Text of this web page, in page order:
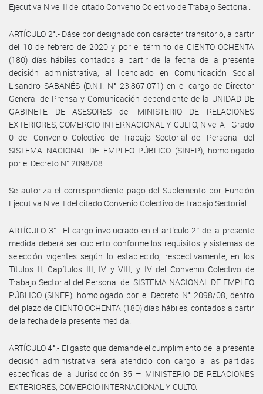
Ejecutiva Nivel II del citado Convenio Colectivo de Trabajo Sectorial.
ARTÍCULO 2°.- Dáse por designado con carácter transitorio, a partir
del 10 de febrero de 2020 y por el término de CIENTO OCHENTA
(180) días hábiles contados a partir de la fecha de la presente
decisión administrativa, al licenciado en Comunicación Social
Lisandro SABANÉS (D.N.I. N° 23.867.071) en el cargo de Director
General de Prensa y Comunicación dependiente de la UNIDAD DE
GABINETE DE ASESORES del MINISTERIO DE RELACIONES
EXTERIORES, COMERCIO INTERNACIONAL Y CULTO, Nivel A - Grado
0 del Convenio Colectivo de Trabajo Sectorial del Personal del
SISTEMA NACIONAL DE EMPLEO PÚBLICO (SINEP), homologado
por el Decreto N° 2098/08.
Se autoriza el correspondiente pago del Suplemento por Función
Ejecutiva Nivel I del citado Convenio Colectivo de Trabajo Sectorial.
ARTÍCULO 3°.- El cargo involucrado en el artículo 2° de la presente
medida deberá ser cubierto conforme los requisitos y sistemas de
selección vigentes según lo establecido, respectivamente, en los
Títulos II, Capítulos III, IV y VIII, y IV del Convenio Colectivo de
Trabajo Sectorial del Personal del SISTEMA NACIONAL DE EMPLEO
PÚBLICO (SINEP), homologado por el Decreto N° 2098/08, dentro
del plazo de CIENTO OCHENTA (180) días hábiles, contados a partir
de la fecha de la presente medida.
ARTÍCULO 4°.- El gasto que demande el cumplimiento de la presente
decisión administrativa será atendido con cargo a las partidas
específicas de la Jurisdicción 35 – MINISTERIO DE RELACIONES
EXTERIORES, COMERCIO INTERNACIONAL Y CULTO.